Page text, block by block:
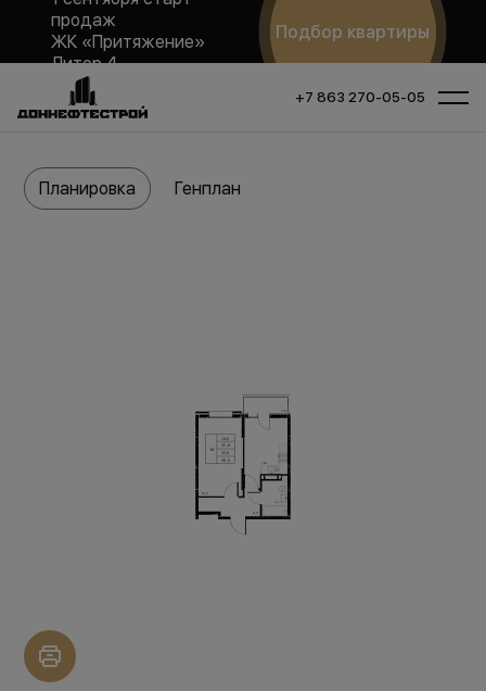
продаж
ЖК «Притяжение»
Литер 4
Подбор квартиры
+7 863 270-05-05
Планировка Генплан